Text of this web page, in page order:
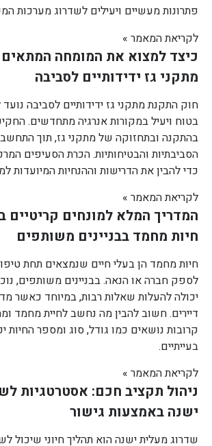
פתרונות מעשיים ויעילים לשדרוג מערכות
לקריאת המאמר »
כיצד למצוא את המומחה
מתקני גז ידידותיים לסביבה
חוק התקנת מתקני גז ידידותיים לסביבה
בטוח ויעיל במקורות אנרגיה מתחדשים.
בהתקנה ובתחזוקה של מתקני גז, תוך
הסביבתיות והבטיחותיות. הכרת הסעיפים
כדי להבין את הדרישות וההנחיות המיועדות
לקריאת המאמר »
המדריך המלא למונחים קריטיים
חיות מחמד בבניינים משותפים
חיות מחמד הן בעלי חיים שנמצאים תחת
לספק חברה או הנאה. בבניינים משותפים,
יכולה להעלות שאלות רבות, במיוחד כאשר
דיירים. חשוב להבין מה נחשב לחיית מחמד
קרובות נושאים כמו גודל, סוג ומספר החיות
בעייתיים.
לקריאת המאמר »
ניהול תקציב חכם: אסטרטגיות
ישנה באמצעות גישור
שדרוג מעלית ישנה הוא תהליך חיוני שיכול